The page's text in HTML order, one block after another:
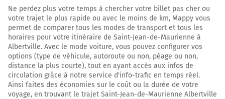
Prendre un ticket (Péage Hermillon)
Autoroute de la Maurienne
Autoroute de la Maurienne
Prendre à droite et rejoindre A430. Continuer sur 18
kilomètres
40,9 km
Ne perdez plus votre temps à chercher votre billet pas cher ou
votre trajet le plus rapide ou avec le moins de km, Mappy vous
permet de comparer tous les modes de transport et tous les
horaires pour votre itinéraire de Saint-Jean-de-Maurienne à
Albertville. Avec le mode voiture, vous pouvez configurer vos
options (type de véhicule, autoroute ou non, péage ou non,
distance la plus courte), tout en ayant accès aux infos de
circulation grâce à notre service d'info-trafic en temps réel.
Ainsi faites des économies sur le coût ou la durée de votre
voyage, en trouvant le trajet Saint-Jean-de-Maurienne Albertville